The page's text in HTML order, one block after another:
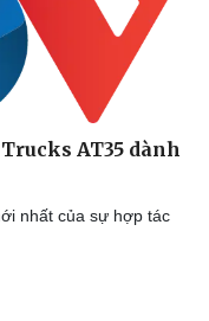
AT35 dành
nhất của sự hợp tác